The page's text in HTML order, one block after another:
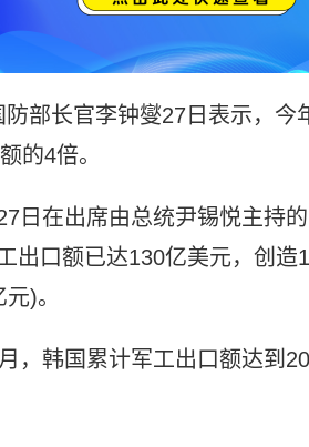
部长官李钟燮27日表示，今
的4倍。
日在出席由总统尹锡悦主持
出口额已达130亿美元，创
)。
，韩国累计军工出口额达到